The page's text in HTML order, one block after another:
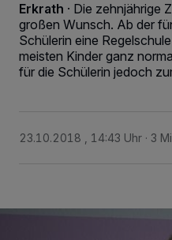
Erkrath · Die zehnjährige
großen Wunsch. Ab der
Schülerin eine
meisten Kinder ganz
für die Schülerin jedoch
23.10.2018 , 14:43 Uhr 3
Kennungen auf Ihrem Gerät zu.
Tracking-Technologien für die
verarbeiten Daten, um Ihnen